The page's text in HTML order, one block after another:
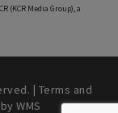
(KCR Media Group), a
| Terms and
byWMS